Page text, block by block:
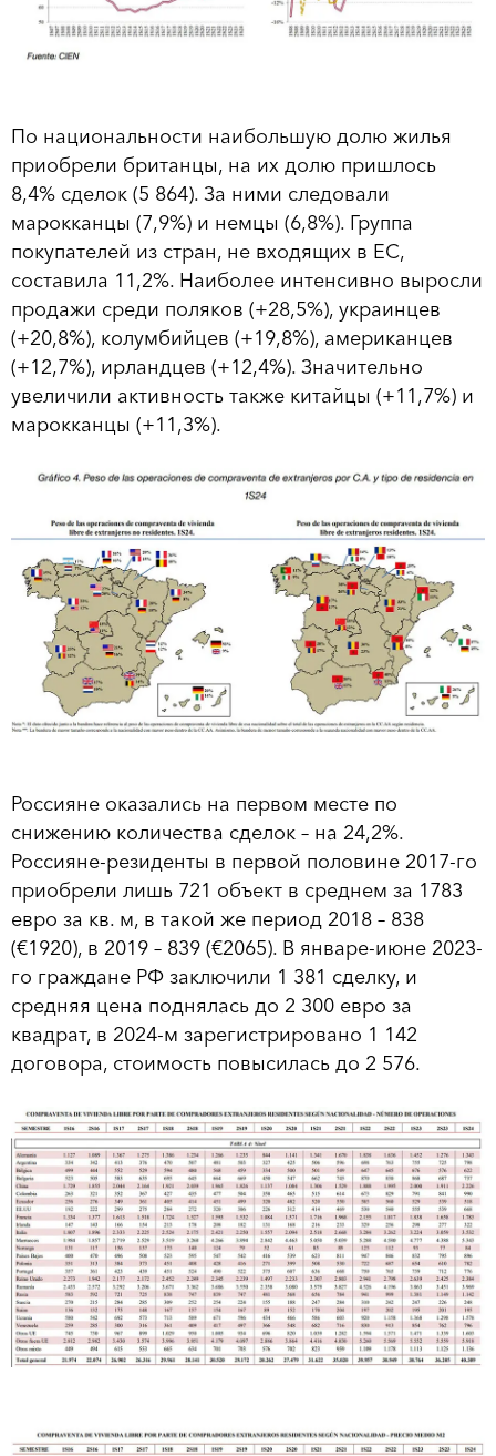
По национальности наибольшую долю жилья
приобрели британцы, на их долю пришлось
8,4% сделок (5 864). За ними следовали
марокканцы (7,9%) и немцы (6,8%). Группа
покупателей из стран, не входящих в ЕС,
составила 11,2%. Наиболее интенсивно выросли
продажи среди поляков (+28,5%), украинцев
(+20,8%), колумбийцев (+19,8%), американцев
(+12,7%), ирландцев (+12,4%). Значительно
увеличили активность также китайцы (+11,7%) и
марокканцы (+11,3%).
Россияне оказались на первом месте по
снижению количества сделок – на 24,2%.
Россияне-резиденты в первой половине 2017-го
приобрели лишь 721 объект в среднем за 1783
евро за кв. м, в такой же период 2018 – 838
(€1920), в 2019 – 839 (€2065). В январе-июне 2023-
го граждане РФ заключили 1 381 сделку, и
средняя цена поднялась до 2 300 евро за
квадрат, в 2024-м зарегистрировано 1 142
договора, стоимость повысилась до 2 576.